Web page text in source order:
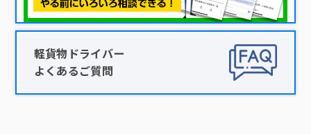
軽貨物ドライバー
よくあるご質問